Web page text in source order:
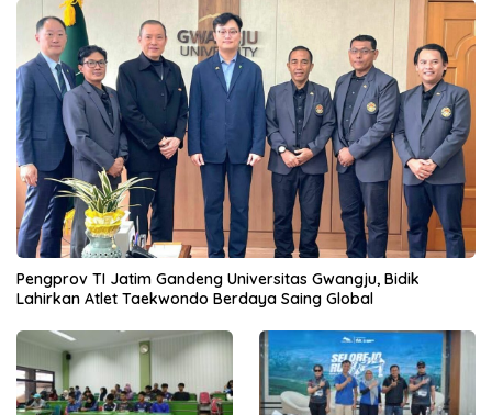
Pengprov TI Jatim Gandeng Universitas Gwangju, Bidik
Lahirkan Atlet Taekwondo Berdaya Saing Global